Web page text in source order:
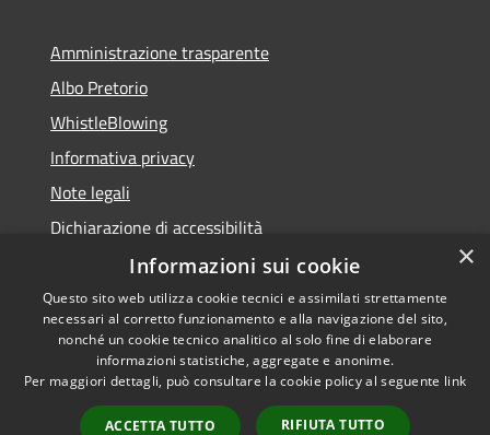
Amministrazione trasparente
Albo Pretorio
WhistleBlowing
Informativa privacy
Note legali
Dichiarazione di accessibilità
Accessibilità
Privacy
Copyright © 2026 • Città di
Montecchio Maggiore •
Powered byMunicipium •
Accesso redazione
×
Informazioni sui cookie
Questo sito web utilizza cookie tecnici e assimilati strettamente
necessari al corretto funzionamento e alla navigazione del sito,
nonché un cookie tecnico analitico al solo fine di elaborare
informazioni statistiche, aggregate e anonime.
Per maggiori dettagli, può consultare la cookie policy al seguente link
ACCETTA TUTTO RIFIUTA TUTTO